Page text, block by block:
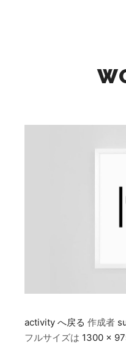
activity へ戻る 作成者
フルサイズは 1300 ×